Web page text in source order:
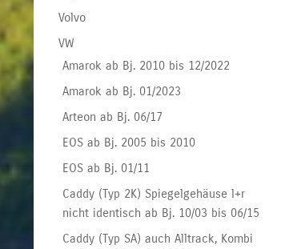
Volvo
VW
Amarok ab Bj. 2010 bis 12/2022
Amarok ab Bj. 01/2023
Arteon ab Bj. 06/17
EOS ab Bj. 2005 bis 2010
EOS ab Bj. 01/11
Caddy (Typ 2K) Spiegelgehäuse l+r
nicht identisch ab Bj. 10/03 bis 06/15
Caddy (Typ SA) auch Alltrack, Kombi